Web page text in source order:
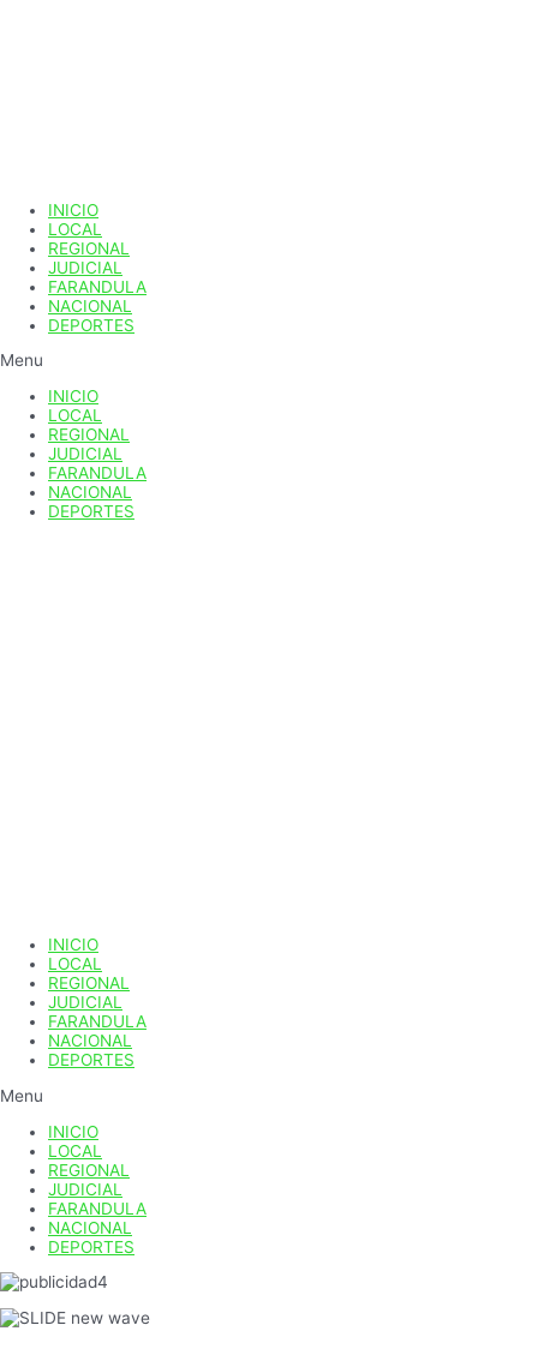
INICIO
LOCAL
REGIONAL
JUDICIAL
FARANDULA
NACIONAL
DEPORTES
Menu
INICIO
LOCAL
REGIONAL
JUDICIAL
FARANDULA
NACIONAL
DEPORTES
INICIO
LOCAL
REGIONAL
JUDICIAL
FARANDULA
NACIONAL
DEPORTES
Menu
INICIO
LOCAL
REGIONAL
JUDICIAL
FARANDULA
NACIONAL
DEPORTES